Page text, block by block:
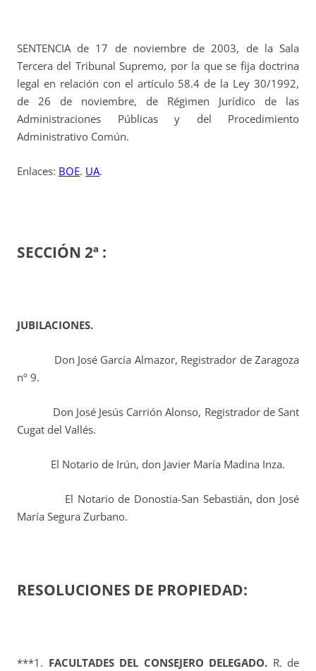
SENTENCIA de 17 de noviembre de 2003, de la Sala
Tercera del Tribunal Supremo, por la que se fija doctrina
legal en relación con el artículo 58.4 de la Ley 30/1992,
de 26 de noviembre, de Régimen Jurídico de las
Administraciones Públicas y del Procedimiento
Administrativo Común.
Enlaces: BOE. UA.
SECCIÓN 2ª :
JUBILACIONES.
Don José García Almazor, Registrador de Zaragoza
nº 9.
Don José Jesús Carrión Alonso, Registrador de Sant
Cugat del Vallés.
El Notario de Irún, don Javier María Madina Inza.
El Notario de Donostia-San Sebastián, don José
María Segura Zurbano.
RESOLUCIONES DE PROPIEDAD:
***1. FACULTADES DEL CONSEJERO DELEGADO. R. de